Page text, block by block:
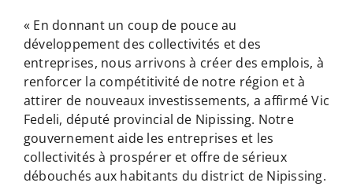
« En donnant un coup de pouce au
développement des collectivités et des
entreprises, nous arrivons à créer des emplois, à
renforcer la compétitivité de notre région et à
attirer de nouveaux investissements, a affirmé Vic
Fedeli, député provincial de Nipissing. Notre
gouvernement aide les entreprises et les
collectivités à prospérer et offre de sérieux
débouchés aux habitants du district de Nipissing.